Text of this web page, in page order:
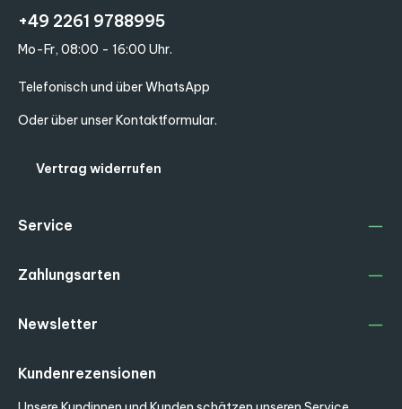
+49 2261 9788995
Mo-Fr, 08:00 - 16:00 Uhr.
Telefonisch und über WhatsApp
Oder über unserKontaktformular.
Vertrag widerrufen
Service
Zahlungsarten
Kundenrezensionen
Newsletter